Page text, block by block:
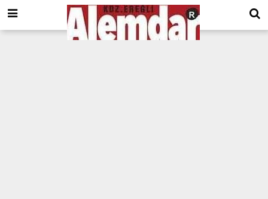
google.com, pub-8201930440372555, DIRECT, f08c47fec0942fa0